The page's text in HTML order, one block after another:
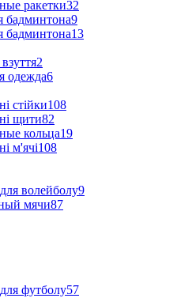
ракетки32
бадминтона9
бадминтона13
2
одежда6
стійки108
щити82
кольца19
м'ячі108
волейболу9
мячи87
футболу57